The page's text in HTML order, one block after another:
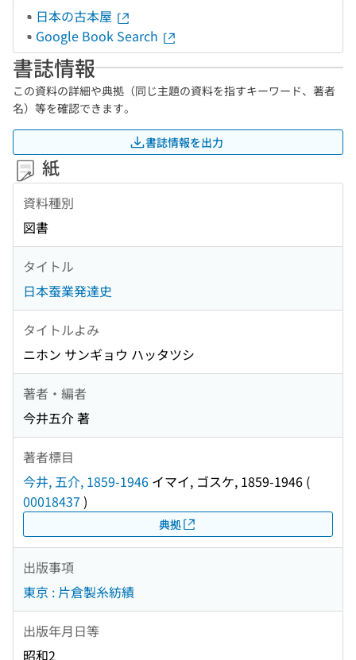
日本の古本屋
Google Book Search
書誌情報
この資料の詳細や典拠（同じ主題の資料を指すキーワード、著者
名）等を確認できます。
書誌情報を出力
紙
資料種別
図書
タイトル
日本蚕業発達史
タイトルよみ
ニホン サンギョウ ハッタツシ
著者・編者
今井五介 著
著者標目
今井, 五介, 1859-1946 イマイ, ゴスケ, 1859-1946 (
00018437 )
典拠
出版事項
東京 : 片倉製糸紡績
出版年月日等
昭和2